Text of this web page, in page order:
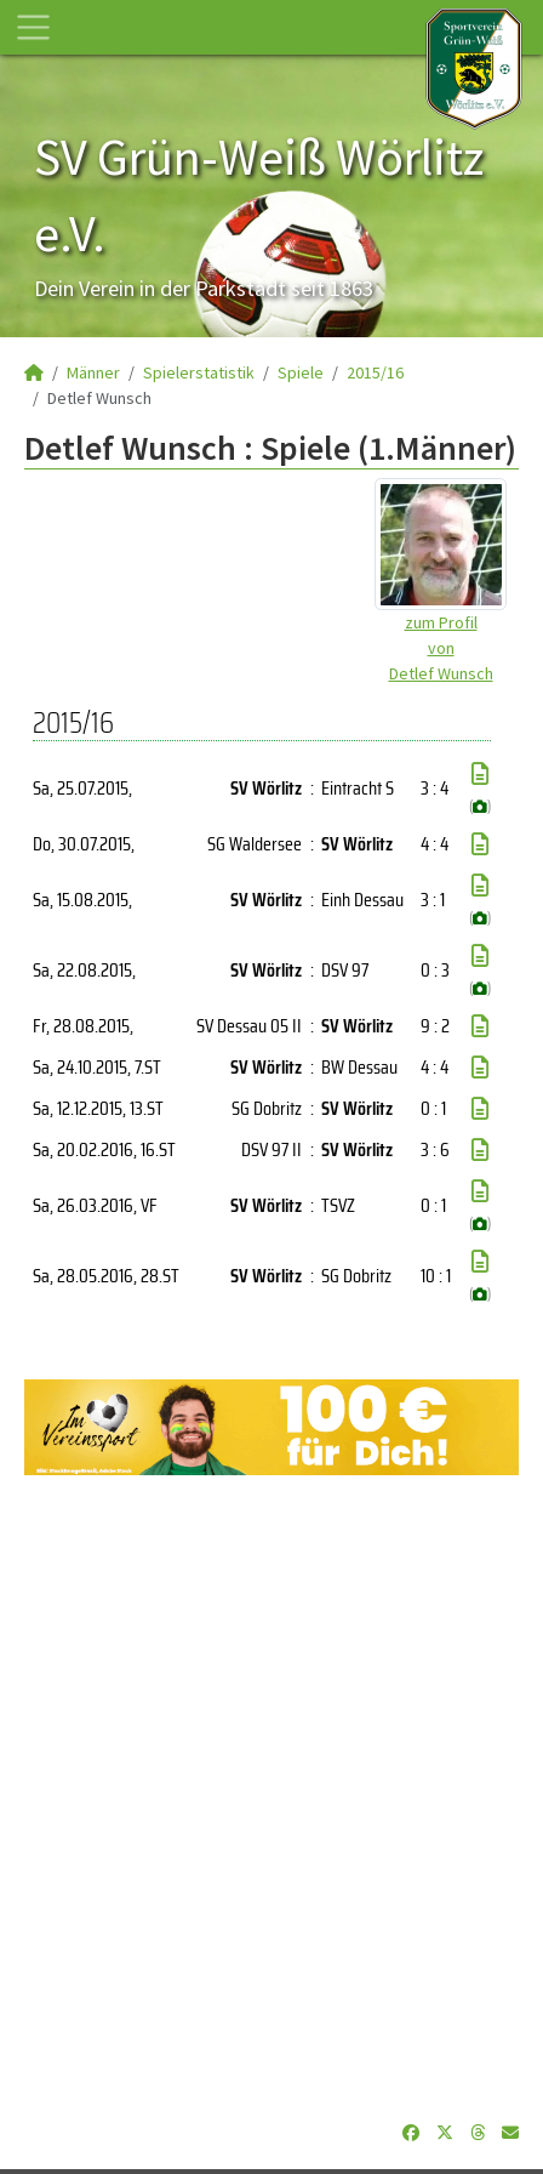
SV Grün-Weiß Wörlitz
e.V.
Dein Verein in der Parkstadt seit 1863
Männer Spielerstatistik Spiele
2015/16
Detlef Wunsch
Detlef Wunsch : Spiele (1.Männer)
zum Profil
von
Detlef Wunsch
2015/16
Sa, 25.07.2015, SV Wörlitz : Eintracht S 3 : 4
( )
Do, 30.07.2015, SG Waldersee : SV Wörlitz
4 : 4
Sa, 15.08.2015, SV Wörlitz : Einh Dessau 3 : 1
( )
Sa, 22.08.2015, SV Wörlitz : DSV 97 0 : 3
( )
Fr, 28.08.2015, SV Dessau 05 II : SV Wörlitz
9 : 2
Sa, 24.10.2015, 7.ST SV Wörlitz : BW Dessau
4 : 4
Sa, 12.12.2015, 13.ST SG Dobritz : SV Wörlitz
0 : 1
Sa, 20.02.2016, 16.ST DSV 97 II : SV Wörlitz
3 : 6
Sa, 26.03.2016, VF SV Wörlitz : TSVZ 0 : 1
( )
Sa, 28.05.2016, 28.ST SV Wörlitz : SG Dobritz 10 : 1
( )